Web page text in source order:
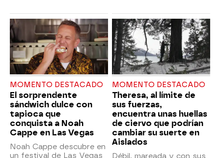
MOMENTO DESTACADO
El sorprendente
sándwich dulce con
tapioca que
conquista a Noah
Cappe en Las Vegas
Noah Cappe descubre en
un festival de Las Vegas
MOMENTO DESTACADO
Theresa, al límite de
sus fuerzas,
encuentra unas huellas
de ciervo que podrían
cambiar su suerte en
Aislados
Débil, mareada y con sus